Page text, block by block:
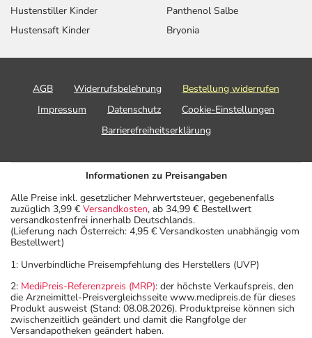
Hustenstiller Kinder
Hustensaft Kinder
Panthenol Salbe
Bryonia
AGB Widerrufsbelehrung
Bestellung widerrufen
Impressum
Datenschutz
Cookie-Einstellungen
Barrierefreiheitserklärung
Informationen zu Preisangaben
Alle Preise inkl. gesetzlicher Mehrwertsteuer, gegebenenfalls
zuzüglich 3,99 € Versandkosten, ab 34,99 € Bestellwert
versandkostenfrei innerhalb Deutschlands.
(Lieferung nach Österreich: 4,95 € Versandkosten unabhängig vom
Bestellwert)
1: Unverbindliche Preisempfehlung des Herstellers (UVP)
2: MediPreis-Referenzpreis (MRP): der höchste Verkaufspreis, den
die Arzneimittel-Preisvergleichsseite www.medipreis.de für dieses
Produkt ausweist (Stand: 08.08.2026). Produktpreise können sich
zwischenzeitlich geändert und damit die Rangfolge der
Versandapotheken geändert haben.